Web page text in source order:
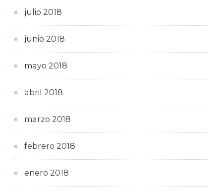
julio 2018
junio 2018
mayo 2018
abril 2018
marzo 2018
febrero 2018
enero 2018